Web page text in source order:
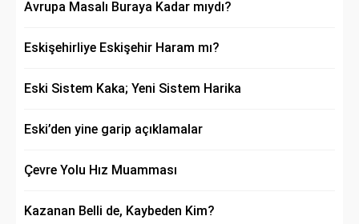
Avrupa Masalı Buraya Kadar mıydı?
Eskişehirliye Eskişehir Haram mı?
Eski Sistem Kaka; Yeni Sistem Harika
Eski’den yine garip açıklamalar
Çevre Yolu Hız Muamması
Kazanan Belli de, Kaybeden Kim?